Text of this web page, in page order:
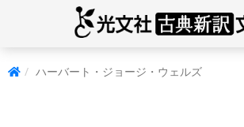
ハーバート・ジョージ・ウェルズ